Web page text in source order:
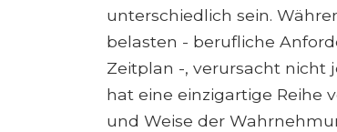
unterschiedlich sein.
belasten - berufliche
Zeitplan -, verursacht nicht
hat eine einzigartige Reihe
und Weise der